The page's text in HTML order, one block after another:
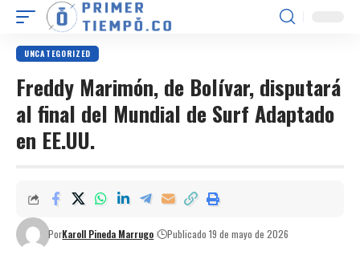
UNCATEGORIZED
Freddy Marimón, de Bolívar, disputará
al final del Mundial de Surf Adaptado
en EE.UU.
PorKaroll Pineda Marrugo Publicado 19 de mayo de 2026